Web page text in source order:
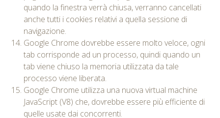
quando la finestra verrà chiusa, verranno cancellati
anche tutti i cookies relativi a quella sessione di
navigazione.
Google Chrome dovrebbe essere molto veloce, ogni
tab corrisponde ad un processo, quindi quando un
tab viene chiuso la memoria utilizzata da tale
processo viene liberata.
Google Chrome utilizza una nuova virtual machine
JavaScript (V8) che, dovrebbe essere più efficiente di
quelle usate dai concorrenti.